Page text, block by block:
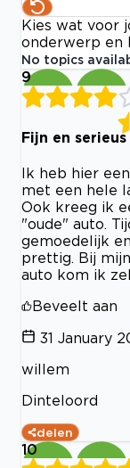
Kies wat voor
onderwerp en
No topics
9
Fijn en
Ik heb hier
met een hele
Ook kreeg ik
"oude" auto.
gemoedelijk
prettig. Bij
auto kom ik
Beveelt aan
31 January
willem
Dinteloord
delen
10